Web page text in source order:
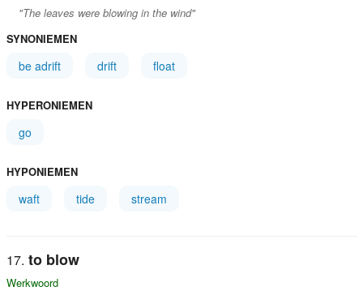
"The leaves were blowing in the wind"
SYNONIEMEN
be adrift drift float
HYPERONIEMEN
go
HYPONIEMEN
waft tide stream
to blow
Werkwoord